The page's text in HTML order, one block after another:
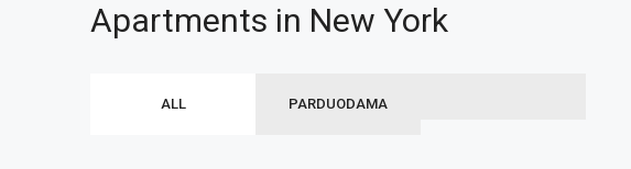
Apartments in New York
ALL PARDUODAMA